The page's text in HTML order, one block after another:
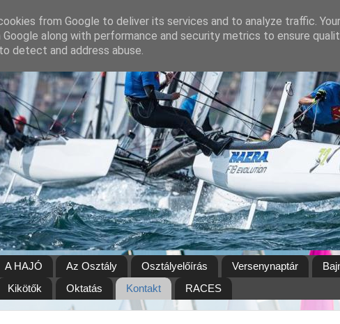
A HAJÓ Az Osztály Osztályelőírás Versenynaptár
Kikötők Oktatás Kontakt RACES
from Google to deliver its services and to analyze traffic.
Google along with performance and security metrics to ensure
detect and address abuse.